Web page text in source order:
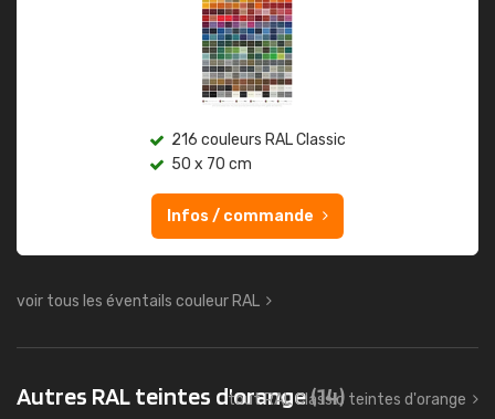
216 couleurs RAL Classic
50 x 70 cm
Infos / commande
voir tous les éventails couleur RAL
Autres RAL teintes d'orange(14)
tout RAL Classic teintes d'orange